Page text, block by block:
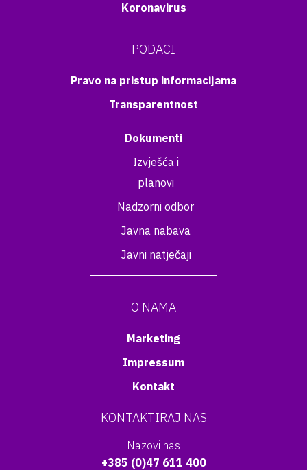
Koronavirus
PODACI
Pravo na pristup informacijama
Transparentnost
Dokumenti
Izvješća i
planovi
Nadzorni odbor
Javna nabava
Javni natječaji
O NAMA
Marketing
Impressum
Kontakt
KONTAKTIRAJ NAS
Nazovi nas
+385 (0)47 611 400